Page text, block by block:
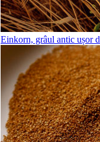
Einkorn, grâul antic ușor